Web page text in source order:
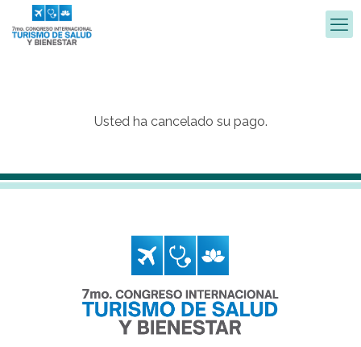
Usted ha cancelado su pago.